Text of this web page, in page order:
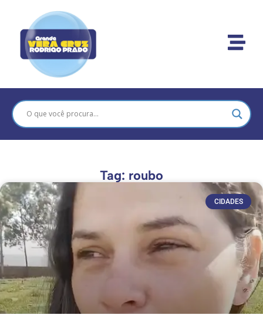
Tag: roubo
CIDADES